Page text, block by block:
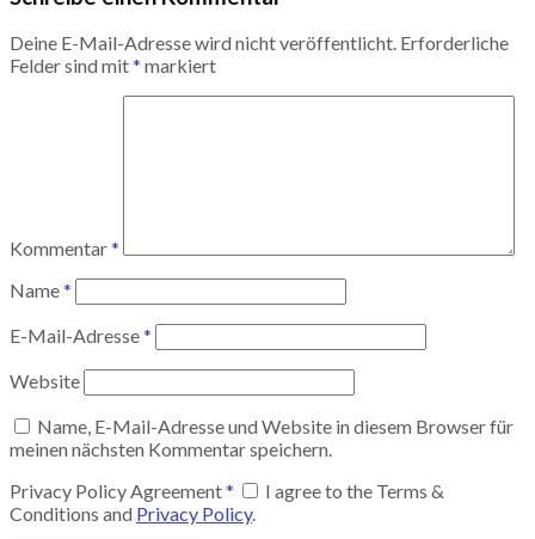
Deine E-Mail-Adresse wird nicht veröffentlicht. Erforderliche
Felder sind mit* markiert
Kommentar*
Name*
E-Mail-Adresse*
Website
Name, E-Mail-Adresse und Website in diesem Browser für
meinen nächsten Kommentar speichern.
Privacy Policy Agreement*
I agree to the Terms &
Conditions and Privacy Policy.